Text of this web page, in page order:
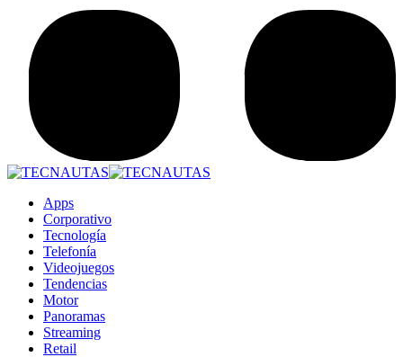
Apps
Corporativo
Tecnología
Telefonía
Videojuegos
Tendencias
Motor
Panoramas
Streaming
Retail